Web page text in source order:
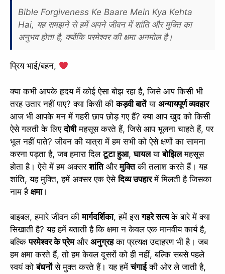
Bible Forgiveness Ke Baare Mein Kya Kehta
Hai, यह समझने से हमें अपने जीवन में शांति और मुक्ति का
अनुभव होता है, क्योंकि परमेश्वर की क्षमा अनमोल है।
प्रिय भाई/बहन,
क्या कभी आपके हृदय में कोई ऐसा बोझ रहा है, जिसे आप किसी भी
तरह उतार नहीं पाए? क्या किसी कीकड़वी बातेंया अन्यायपूर्ण व्यवहार
आज भी आपके मन में गहरी छाप छोड़ गए हैं? क्या आप खुद को किसी
ऐसे गलती के लिएदोषीमहसूस करते हैं, जिसे आप भूलना चाहते हैं, पर
भूल नहीं पाते? जीवन की यात्रा में हम सभी को ऐसे क्षणों का सामना
करना पड़ता है, जब हमारा दिलटूटा हुआ,घायलयाबोझिलमहसूस
होता है। ऐसे में हम अक्सरशांतिऔरमुक्तिकी तलाश करते हैं। यह
शांति, यह मुक्ति, हमें अक्सर एक ऐसेदिव्य उपहारमें मिलती है जिसका
नाम है क्षमा।
बाइबल, हमारे जीवन कीमार्गदर्शिका, हमें इसगहरे सत्यके बारे में क्या
सिखाती है? यह हमें बताती है कि क्षमा न केवल एक मानवीय कार्य है,
बल्किपरमेश्वर के प्रेमऔर अनुग्रहका प्रत्यक्ष उदाहरण भी है। जब
हम क्षमा करते हैं, तो हम केवल दूसरों को ही नहीं, बल्कि सबसे पहले
स्वयं कोबंधनोंसे मुक्त करते हैं। यह हमेंचंगाईकी ओर ले जाती है,